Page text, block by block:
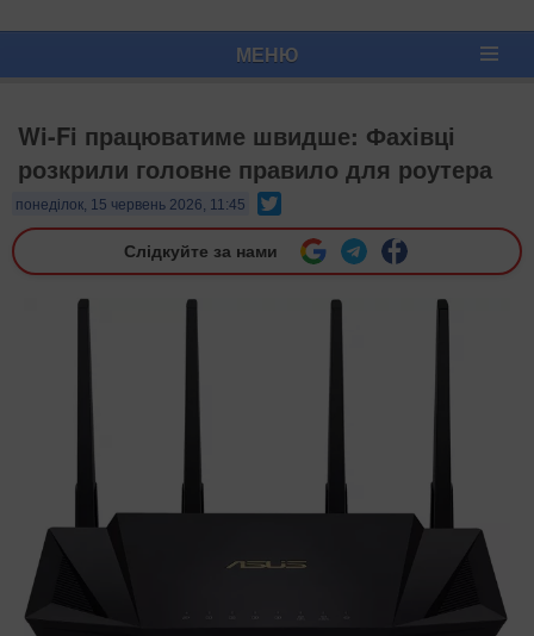
МЕНЮ
Wi-Fi працюватиме швидше: Фахівці
розкрили головне правило для роутера
понеділок, 15 червень 2026, 11:45
Слідкуйте за нами